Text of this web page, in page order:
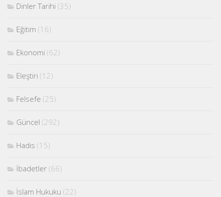
Dinler Tarihi (35)
Eğitim (16)
Ekonomi (62)
Eleştiri (12)
Felsefe (25)
Güncel (292)
Hadis (15)
İbadetler (66)
İslam Hukuku (22)